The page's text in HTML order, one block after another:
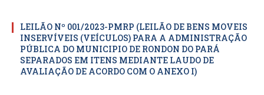
LEILÃO Nº 001/2023-PMRP (LEILÃO DE BENS MOVEIS
INSERVÍVEIS (VEÍCULOS) PARA A ADMINISTRAÇÃO
PÚBLICA DO MUNICIPIO DE RONDON DO PARÁ
SEPARADOS EM ITENS MEDIANTE LAUDO DE
AVALIAÇÃO DE ACORDO COM O ANEXO I)